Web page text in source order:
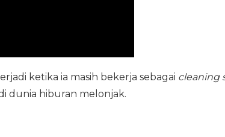
ketika ia masih bekerja sebagai cleaning
dunia hiburan melonjak.